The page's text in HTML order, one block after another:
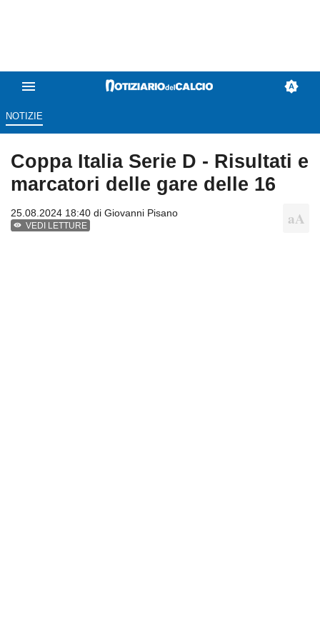
NOTIZIE
Coppa Italia Serie D - Risultati e
marcatori delle gare delle 16
25.08.2024 18:40 di Giovanni Pisano
VEDI LETTURE